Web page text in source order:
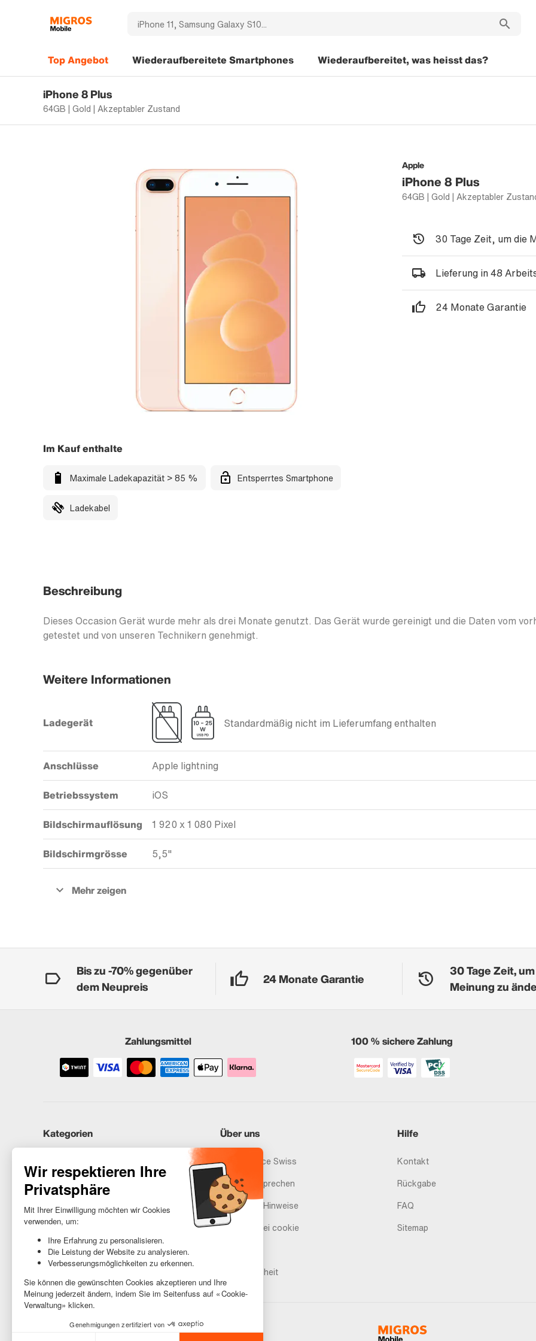
Top Angebot Wiederaufbereitete Smartphones Wiederaufbereitet, was heisst das?
iPhone 8 Plus
64GB | Gold | Akzeptabler Zustand
Apple
iPhone 8 Plus
64GB | Gold | Akzeptabler
Im Kauf enthalte
Maximale Ladekapazität > 85 % Entsperrtes Smartphone
Ladekabel
30 Tage Zeit, um die
Lieferung in 48
24 Monate Garantie
Beschreibung
Dieses Occasion Gerät wurde mehr als drei Monate genutzt. Das Gerät wurde gereinigt und die Daten vom
getestet und von unseren Technikern genehmigt.
Weitere Informationen
Ladegerät Standardmäßig nicht im Lieferumfang enthalten
Anschlüsse Apple lightning
Betriebssystem iOS
Bildschirmauflösung 1 920 x 1 080 Pixel
Bildschirmgrösse 5,5"
Bis zu -70% gegenüber
dem Neupreis
24 Monate Garantie
30 Tage Zeit,
Meinung zu
Zahlungsmittel 100 % sichere Zahlung
Kategorien
Samsung
Huawei
Benötigst du Hilfe?
Über uns
Recommerce Swiss
Unser Versprechen
Rechtliche Hinweise
Gestione dei cookie
Barrierefreiheit
Hilfe
Kontakt
Rückgabe
FAQ
Sitemap